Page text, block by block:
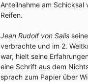
Anteilnahme am
Reifen.
Jean Rudolf von Salis
verbrachte und im 2.
war, hielt seine
eine Schrift aus dem
sprach zum Papier über